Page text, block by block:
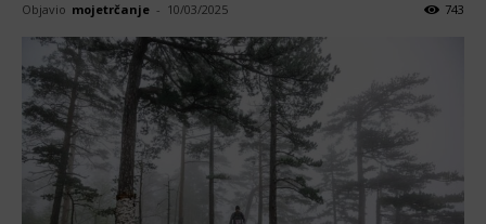
Objavio mojetrčanje - 10/03/2025 743